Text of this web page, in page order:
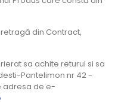
din Contract,
sa achite returul si sa
Pantelimon nr 42 -
adresa de e-